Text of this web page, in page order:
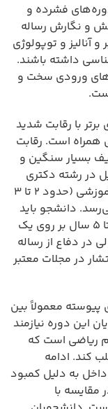
فشرده و
و نگارش رساله
آنالیز و توپولوژی
داشته باشند.
ورودی سخت و
با رقابت شدید
همراه است. رقابت
بسیار سنگین و
در رشته دکتری
پیوسته ریاضی پس از گذراندن دوره‌های آموزشی (حدود ۲ تا ۳
دانشجو باید
با راهنمایی یک استاد برجسته، به مدت ۳ تا ۵ سال بر روی یک
در دفاع از رساله
در مجلات معتبر
معمولاً بین
این دوره نیازمند
ریاضی است که
کند. ادامه
به دلیل کمبود
با